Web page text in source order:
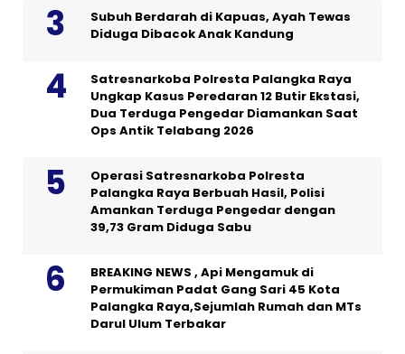
Subuh Berdarah di Kapuas, Ayah Tewas
Diduga Dibacok Anak Kandung
Satresnarkoba Polresta Palangka Raya
Ungkap Kasus Peredaran 12 Butir Ekstasi,
Dua Terduga Pengedar Diamankan Saat
Ops Antik Telabang 2026
Operasi Satresnarkoba Polresta
Palangka Raya Berbuah Hasil, Polisi
Amankan Terduga Pengedar dengan
39,73 Gram Diduga Sabu
BREAKING NEWS , Api Mengamuk di
Permukiman Padat Gang Sari 45 Kota
Palangka Raya,Sejumlah Rumah dan MTs
Darul Ulum Terbakar